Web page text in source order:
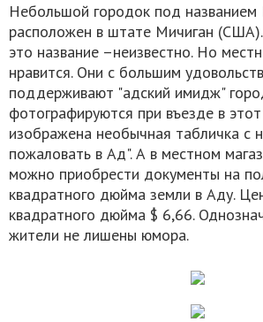
Небольшой городок под
расположен в штате Мичиган
это название –неизвестно. Но
нравится. Они с большим
поддерживают "адский имидж"
фотографируются при въезде в
изображена необычная табличка с
пожаловать в Ад". А в местном
можно приобрести документы на
квадратного дюйма земли в Аду.
квадратного дюйма $ 6,66.
жители не лишены юмора.